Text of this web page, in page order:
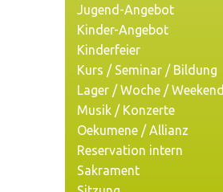
Jugend-Angebot
Kinder-Angebot
Kinderfeier
Kurs / Seminar / Bildung
Lager / Woche / Weekend
Musik / Konzerte
Oekumene / Allianz
Reservation intern
Sakrament